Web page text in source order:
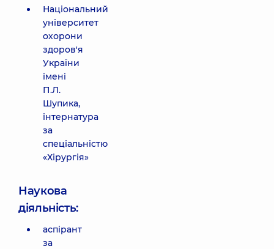
Національний
університет
охорони
здоров'я
України
імені
П.Л.
Шупика,
інтернатура
за
спеціальністю
«Хірургія»
Наукова
діяльність:
аспірант
за